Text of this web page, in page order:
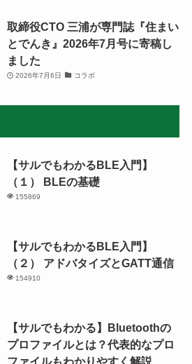
取締役CTO 三浦が専門誌『住まい
とでんき』2026年7月号に寄稿し
ました
2026年7月6日 コラボ
【サルでもわかるBLE入門】
（１） BLEの基礎
155869
【サルでもわかるBLE入門】
（２） アドバタイズとGATT通信
154910
【サルでもわかる】Bluetoothの
プロファイルとは？代表的なプロ
ファイルもわかりやすく解説